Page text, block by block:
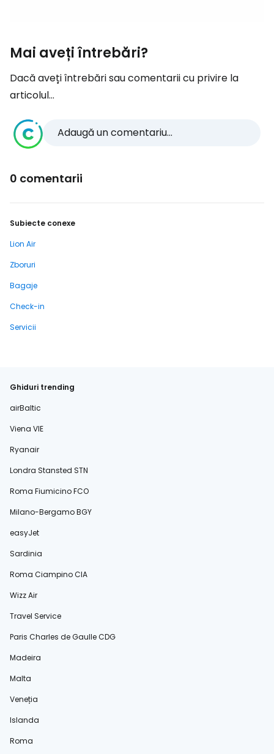
Mai aveți întrebări?
Dacă aveți întrebări sau comentarii cu privire la
articolul...
Adaugă un comentariu...
0 comentarii
Subiecte conexe
Lion Air
Zboruri
Bagaje
Check-in
Servicii
Ghiduri trending
airBaltic
Viena VIE
Ryanair
Londra Stansted STN
Roma Fiumicino FCO
Milano-Bergamo BGY
easyJet
Sardinia
Roma Ciampino CIA
Wizz Air
Travel Service
Paris Charles de Gaulle CDG
Madeira
Malta
Veneția
Islanda
Roma